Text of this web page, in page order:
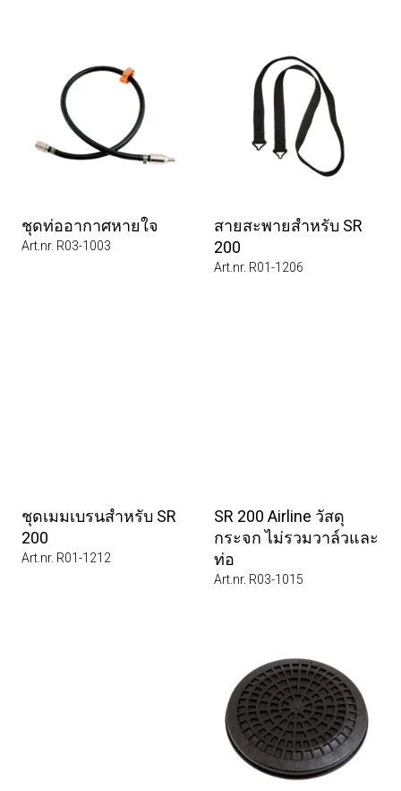
ชุดท่ออากาศหายใจ
Art.nr. R03-1003
สายสะพายสำหรับ SR
200
Art.nr. R01-1206
ชุดเมมเบรนสำหรับ SR
200
Art.nr. R01-1212
SR 200 Airline วัสดุ
กระจก ไม่รวมวาล์วและ
ท่อ
Art.nr. R03-1015